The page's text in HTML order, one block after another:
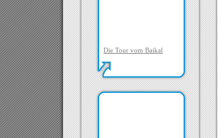
Die Tour vom Baikal